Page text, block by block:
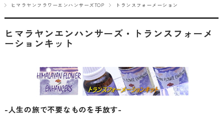
ヒマラヤンフラワーエンハンサーズTOP
トランスフォーメーション
ヒマラヤンエンハンサーズ・トランスフォーメ
ーションキット
-人生の旅で不要なものを手放す-